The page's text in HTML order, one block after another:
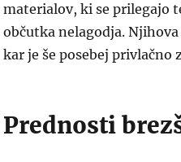
materialov, ki se prilegajo
občutka nelagodja.
kar je še posebej privlačno
Prednosti